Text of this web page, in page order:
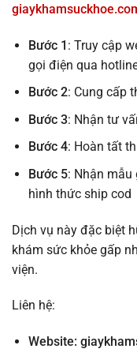
Bước 1 : Truy cập
gọi điện qua
Bước 2: Cung cấp
Bước 3: Nhận tư
Bước 4: Hoàn tất
Bước 5: Nhận mẫu
hình thức ship cod
Dịch vụ này đặc biệt
khám sức khỏe gấp
viện.
Liên hệ:
Website: